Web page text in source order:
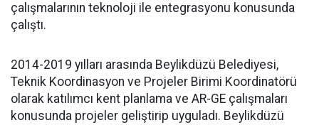
çalışmalarının teknoloji ile entegrasyonu konusunda
çalıştı.
2014-2019 yılları arasında Beylikdüzü Belediyesi,
Teknik Koordinasyon ve Projeler Birimi Koordinatörü
olarak katılımcı kent planlama ve AR-GE çalışmaları
konusunda projeler geliştirip uyguladı. Beylikdüzü